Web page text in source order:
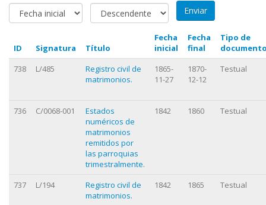
ID Signatura Título
Fecha
inicial
Fecha
final
Tipo de
738
L/485
Registro civil de
matrimonios.
1865-
11-27
1870-
12-12
Testual
736 C/0068-001
Estados
numéricos de
matrimonios
remitidos por
las parroquias
trimestralmente.
1842 1860 Testual
737 L/194
Registro civil de
matrimonios.
1842 1865 Testual